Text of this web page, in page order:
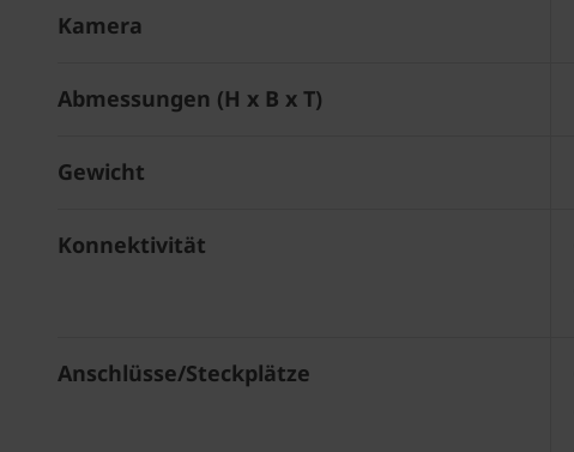
Kamera
Abmessungen (H x B x T)
Gewicht
Konnektivität
Anschlüsse/Steckplätze